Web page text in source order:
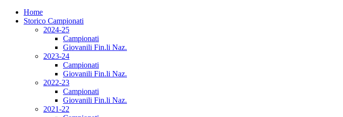
Home
Storico Campionati
2024-25
Campionati
Giovanili Fin.li Naz.
2023-24
Campionati
Giovanili Fin.li Naz.
2022-23
Campionati
Giovanili Fin.li Naz.
2021-22